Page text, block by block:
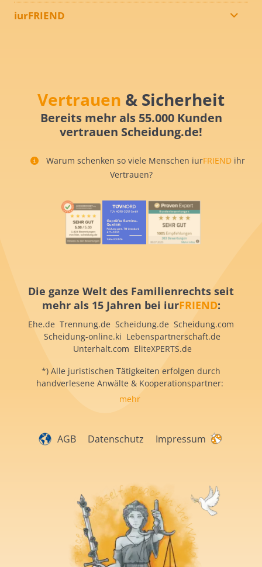
iurFRIEND
Vertrauen & Sicherheit
Bereits mehr als 55.000 Kunden
vertrauen Scheidung.de!
Warum schenken so viele Menschen iurFRIEND ihr
Vertrauen?
Die ganze Welt des Familienrechts seit
mehr als 15 Jahren bei iurFRIEND:
Ehe.de Trennung.de Scheidung.de Scheidung.com
Scheidung-online.ki Lebenspartnerschaft.de
Unterhalt.com EliteXPERTS.de
*) Alle juristischen Tätigkeiten erfolgen durch
handverlesene Anwälte & Kooperationspartner:
mehr
AGB Datenschutz Impressum